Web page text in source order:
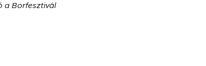
a Borfesztivál